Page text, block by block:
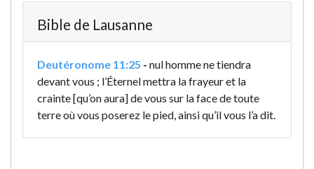
Bible de Lausanne
Deutéronome 11:25 - nul homme ne tiendra
devant vous ; l’Éternel mettra la frayeur et la
crainte [qu’on aura] de vous sur la face de toute
terre où vous poserez le pied, ainsi qu’il vous l’a dit.